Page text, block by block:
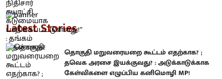
Latest Stories
தொகுதி மறுவரையறை கூட்டம் எதற்காக? ;
தவெக அரசை இயக்குவது? : அடுக்காடுக்காக
கேள்விகளை எழுப்பிய கனிமொழி MP!